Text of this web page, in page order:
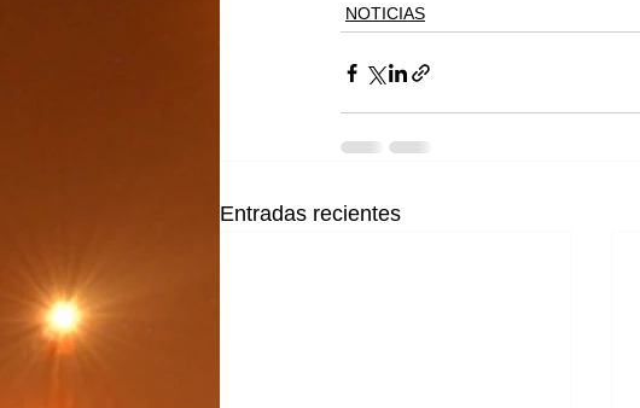
NOTICIAS
Entradas recientes